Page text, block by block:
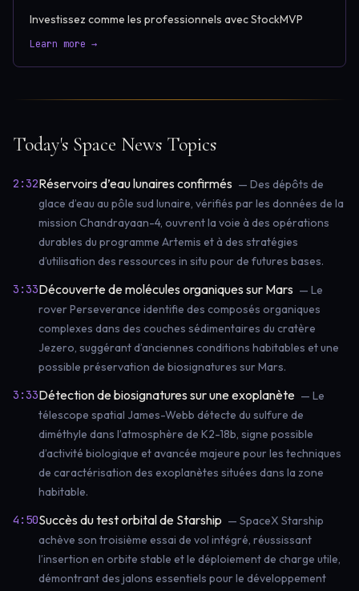
Investissez comme les professionnels avec StockMVP
Learn more →
Today's Space News Topics
2:32Réservoirs d’eau lunaires confirmés — Des dépôts de
glace d’eau au pôle sud lunaire, vérifiés par les données de la
mission Chandrayaan-4, ouvrent la voie à des opérations
durables du programme Artemis et à des stratégies
d’utilisation des ressources in situ pour de futures bases.
3:33Découverte de molécules organiques sur Mars — Le
rover Perseverance identifie des composés organiques
complexes dans des couches sédimentaires du cratère
Jezero, suggérant d’anciennes conditions habitables et une
possible préservation de biosignatures sur Mars.
3:33Détection de biosignatures sur une exoplanète — Le
télescope spatial James-Webb détecte du sulfure de
diméthyle dans l’atmosphère de K2-18b, signe possible
d’activité biologique et avancée majeure pour les techniques
de caractérisation des exoplanètes situées dans la zone
habitable.
4:50Succès du test orbital de Starship — SpaceX Starship
achève son troisième essai de vol intégré, réussissant
l’insertion en orbite stable et le déploiement de charge utile,
démontrant des jalons essentiels pour le développement